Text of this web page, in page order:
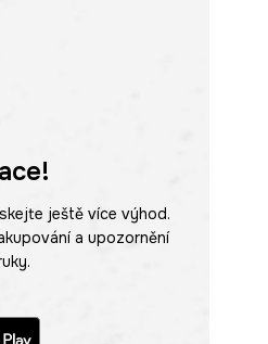
ještě více výhod.
a upozornění